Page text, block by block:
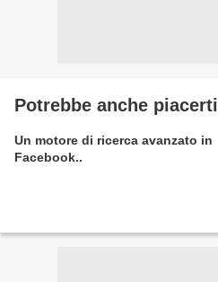
Potrebbe anche piacerti
Un motore di ricerca avanzato in
Facebook..